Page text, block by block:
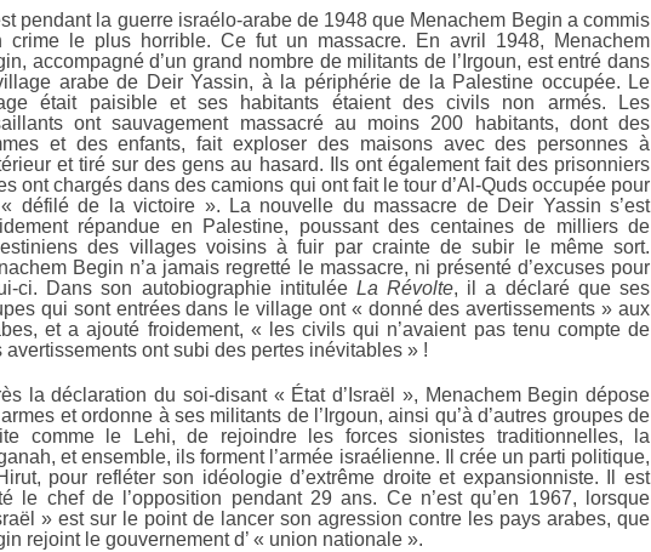
pendant la guerre israélo-arabe de 1948 que Menachem Begin a commis
crime le plus horrible. Ce fut un massacre. En avril 1948, Menachem
accompagné d’un grand nombre de militants de l’Irgoun, est entré dans
arabe de Deir Yassin, à la périphérie de la Palestine occupée. Le
était paisible et ses habitants étaient des civils non armés. Les
ont sauvagement massacré au moins 200 habitants, dont des
et des enfants, fait exploser des maisons avec des personnes à
et tiré sur des gens au hasard. Ils ont également fait des prisonniers
ont chargés dans des camions qui ont fait le tour d’Al-Quds occupée pour
défilé de la victoire ». La nouvelle du massacre de Deir Yassin s’est
répandue en Palestine, poussant des centaines de milliers de
des villages voisins à fuir par crainte de subir le même sort.
Begin n’a jamais regretté le massacre, ni présenté d’excuses pour
ci. Dans son autobiographie intitulée La Révolte, il a déclaré que ses
qui sont entrées dans le village ont « donné des avertissements » aux
et a ajouté froidement, « les civils qui n’avaient pas tenu compte de
avertissements ont subi des pertes inévitables » !
la déclaration du soi-disant « État d’Israël », Menachem Begin dépose
armes et ordonne à ses militants de l’Irgoun, ainsi qu’à d’autres groupes de
comme le Lehi, de rejoindre les forces sionistes traditionnelles, la
et ensemble, ils forment l’armée israélienne. Il crée un parti politique,
pour refléter son idéologie d’extrême droite et expansionniste. Il est
le chef de l’opposition pendant 29 ans. Ce n’est qu’en 1967, lorsque
» est sur le point de lancer son agression contre les pays arabes, que
rejoint le gouvernement d’ « union nationale ».